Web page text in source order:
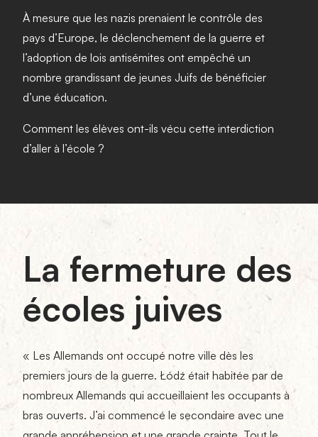
À mesure que les nazis prenaient le contrôle des
pays d’Europe, le déclenchement de la guerre et
l’adoption de lois antisémites ont empêché un
nombre grandissant de jeunes Juifs de bénéficier
d’une éducation.
Comment les élèves ont-ils vécu cette interdiction
d’aller à l’école ?
La fermeture des
écoles juives
« Les Allemands ont occupé notre ville dès les
premiers jours de la guerre. Łódź était habitée par de
nombreux Allemands qui accueillaient les occupants à
bras ouverts. J’ai commencé le secondaire avec une